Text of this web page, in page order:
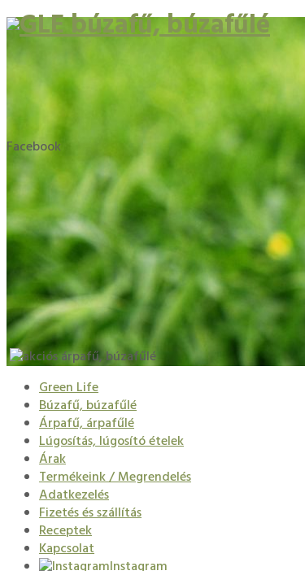
Facebook
Green Life
Búzafű, búzafűlé
Árpafű, árpafűlé
Lúgosítás, lúgosító ételek
Árak
Termékeink / Megrendelés
Adatkezelés
Fizetés és szállítás
Receptek
Kapcsolat